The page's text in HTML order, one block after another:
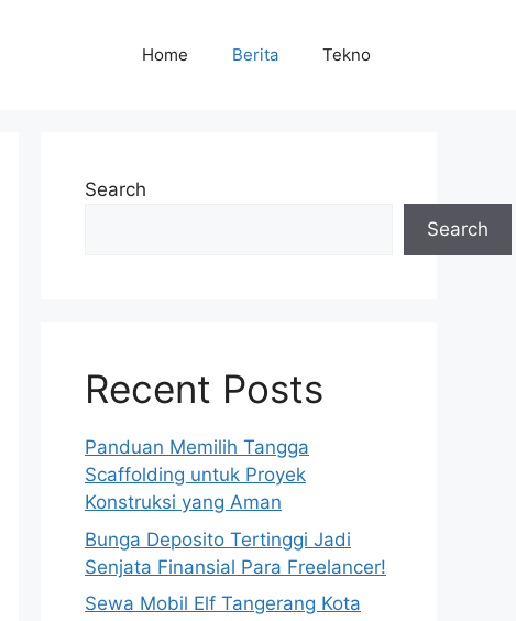
Home Berita Tekno
Search
Search
Recent Posts
Panduan Memilih Tangga
Scaffolding untuk Proyek
Konstruksi yang Aman
Bunga Deposito Tertinggi Jadi
Senjata Finansial Para Freelancer!
Sewa Mobil Elf Tangerang Kota